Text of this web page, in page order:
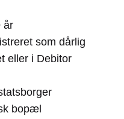
år
som dårlig
eller i Debitor
bopæl